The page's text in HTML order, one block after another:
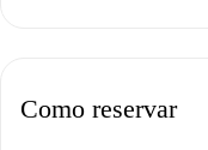
Como reservar